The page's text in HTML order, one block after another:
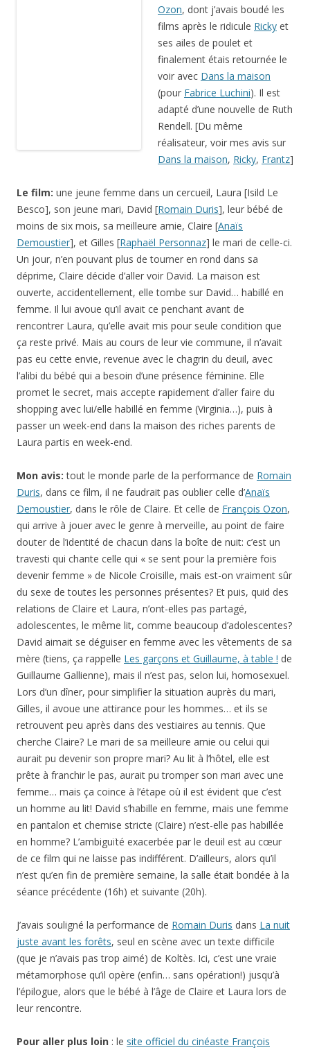
Ozon, dont j’avais boudé les
et ses ailes de poulet et
finalement étais retournée le voir avecDans la maison
). Il est adapté d’une nouvelle de Ruth Rendell.
[Du même réalisateur, voir mes avis sur Dans la maison,
une jeune femme dans un cercueil, Laura [Isild Le
Romain Duris], leur bébé de
moins de six mois, sa meilleure amie, Claire [Anaïs
Un jour, n’en pouvant plus de tourner en rond dans sa
déprime, Claire décide d’aller voir David. La maison est
ouverte, accidentellement, elle tombe sur David… habillé en
femme. Il lui avoue qu’il avait ce penchant avant de
rencontrer Laura, qu’elle avait mis pour seule condition que
ça reste privé. Mais au cours de leur vie commune, il n’avait
pas eu cette envie, revenue avec le chagrin du deuil, avec
l’alibi du bébé qui a besoin d’une présence féminine. Elle
promet le secret, mais accepte rapidement d’aller faire du
shopping avec lui/elle habillé en femme (Virginia…), puis à
passer un week-end dans la maison des riches parents de
Laura partis en week-end.
Mon avis:tout le monde parle de la performance deRomain
Duris, dans ce film, il ne faudrait pas oublier celle d’Anaïs
Demoustier , dans le rôle de Claire. Et celle de
douter de l’identité de chacun dans la boîte de nuit: c’est un
travesti qui chante celle qui « se sent pour la première fois
devenir femme » de Nicole Croisille, mais est-on vraiment sûr
du sexe de toutes les personnes présentes? Et puis, quid des
relations de Claire et Laura, n’ont-elles pas partagé,
adolescentes, le même lit, comme beaucoup d’adolescentes?
David aimait se déguiser en femme avec les vêtements de sa
mère (tiens, ça rappelleLes garçons et Guillaume, à table !de
Guillaume Gallienne), mais il n’est pas, selon lui, homosexuel.
Lors d’un dîner, pour simplifier la situation auprès du mari,
Gilles, il avoue une attirance pour les hommes… et ils se
retrouvent peu après dans des vestiaires au tennis. Que
cherche Claire? Le mari de sa meilleure amie ou celui qui
aurait pu devenir son propre mari? Au lit à l’hôtel, elle est
prête à franchir le pas, aurait pu tromper son mari avec une
femme… mais ça coince à l’étape où il est évident que c’est
un homme au lit! David s’habille en femme, mais une femme
en pantalon et chemise stricte (Claire) n’est-elle pas habillée
en homme? L’ambiguïté exacerbée par le deuil est au cœur
de ce film qui ne laisse pas indifférent. D’ailleurs, alors qu’il
n’est qu’en fin de première semaine, la salle était bondée à la
séance précédente (16h) et suivante (20h).
J’avais souligné la performance deRomain Duris dans La nuit
juste avant les forêts, seul en scène avec un texte difficile
(que je n’avais pas trop aimé) de Koltès. Ici, c’est une vraie
l’épilogue, alors que le bébé à l’âge de Claire et Laura lors de
leur rencontre.
Pour aller plus loin : lesite officiel du cinéaste François
Ozon.
j’ai vu: